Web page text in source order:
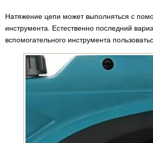
Натяжение цепи может выполняться с
инструмента. Естественно последний
вспомогательного инструмента